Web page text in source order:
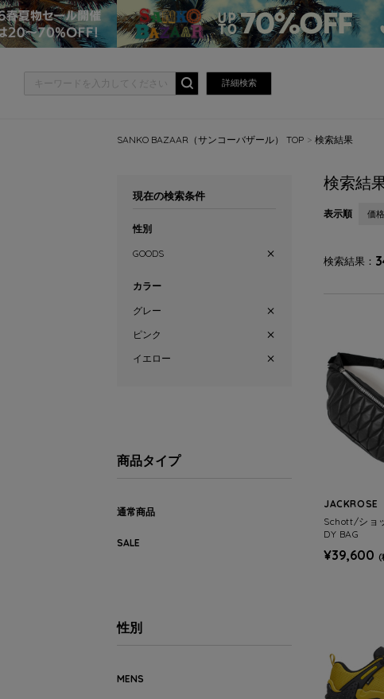
詳細検索
SANKO BAZAAR（サンコーバザール） TOP 検索結果
検索結
表示順 価
検索結果
JACKROSE
Schott/ショ
DY BAG
¥39,600 (
現在の検索条件
性別
GOODS
カラー
グレー
ピンク
イエロー
商品タイプ
通常商品
SALE
性別
MENS